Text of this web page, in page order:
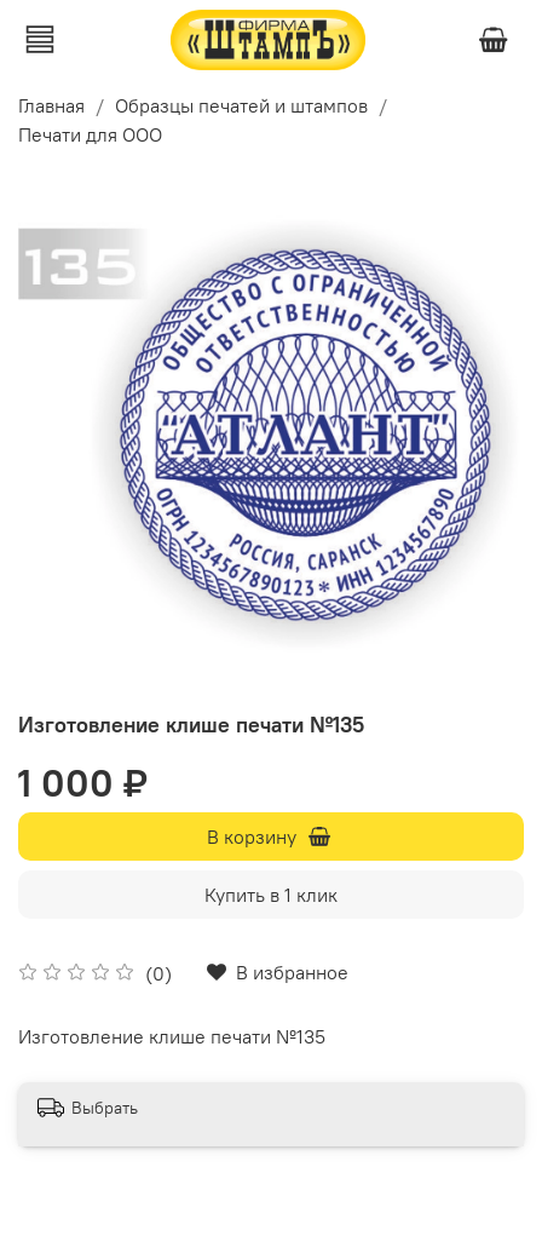
Главная
Образцы печатей и штампов
Печати для ООО
Изготовление клише печати №135
(0) В избранное
1 000 ₽
В корзину
Купить в 1 клик
Изготовление клише печати №135
Выбрать